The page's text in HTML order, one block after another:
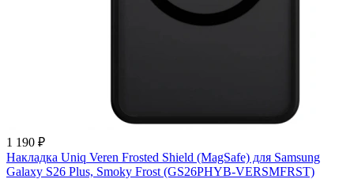
1 190 ₽
Накладка Uniq Veren Frosted Shield (MagSafe) для Samsung
Galaxy S26 Plus, Smoky Frost (GS26PHYB-VERSMFRST)